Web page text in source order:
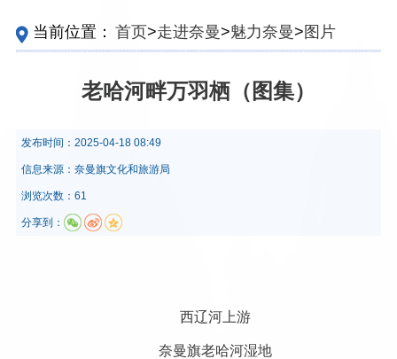
当前位置： 首页>走进奈曼>魅力奈曼>图片奈
曼
老哈河畔万羽栖（图集）
发布时间： 2025-04-18 08:49
信息来源： 奈曼旗文化和旅游局
浏览次数：61
分享到：
西辽河上游
奈曼旗老哈河湿地